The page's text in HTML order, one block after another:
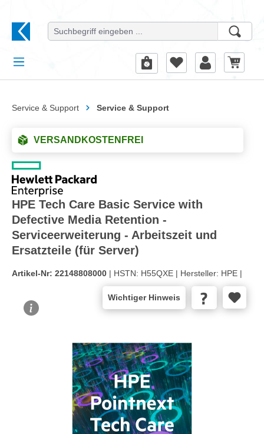
Service & Support Service & Support
VERSANDKOSTENFREI
HPE Tech Care Basic Service with
Defective Media Retention -
Serviceerweiterung - Arbeitszeit und
Ersatzteile (für Server)
Artikel-Nr: 22148808000 | HSTN: H55QXE | Hersteller: HPE |
Wichtiger Hinweis